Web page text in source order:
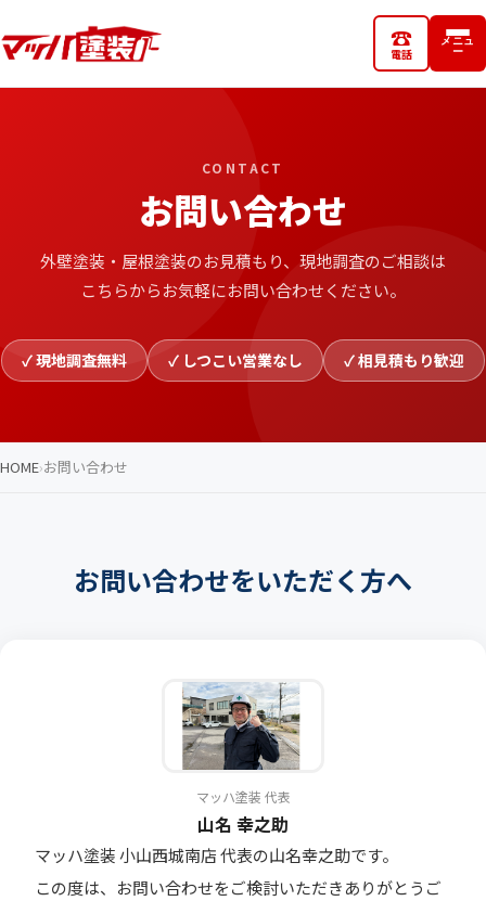
小山西城南店 ☎
電話
メニュ
ー
CONTACT
お問い合わせ
外壁塗装・屋根塗装のお見積もり、現地調査のご相談は
こちらからお気軽にお問い合わせください。
✓ 現地調査無料 ✓ しつこい営業なし ✓ 相見積もり歓迎
HOME お問い合わせ
お問い合わせをいただく方へ
マッハ塗装 代表
山名 幸之助
マッハ塗装 小山西城南店 代表の山名幸之助です。
この度は、お問い合わせをご検討いただきありがとうご